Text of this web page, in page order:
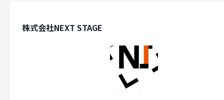
株式会社NEXT STAGE